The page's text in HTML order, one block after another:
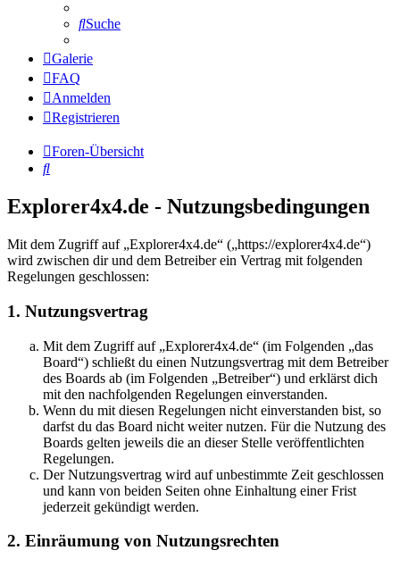
Suche
Galerie
FAQ
Anmelden
Registrieren
Foren-Übersicht
Suche
Explorer4x4.de - Nutzungsbedingungen
Mit dem Zugriff auf „Explorer4x4.de“ („https://explorer4x4.de“)
wird zwischen dir und dem Betreiber ein Vertrag mit folgenden
Regelungen geschlossen:
1. Nutzungsvertrag
Mit dem Zugriff auf „Explorer4x4.de“ (im Folgenden „das
Board“) schließt du einen Nutzungsvertrag mit dem Betreiber
des Boards ab (im Folgenden „Betreiber“) und erklärst dich
mit den nachfolgenden Regelungen einverstanden.
Wenn du mit diesen Regelungen nicht einverstanden bist, so
darfst du das Board nicht weiter nutzen. Für die Nutzung des
Boards gelten jeweils die an dieser Stelle veröffentlichten
Regelungen.
Der Nutzungsvertrag wird auf unbestimmte Zeit geschlossen
und kann von beiden Seiten ohne Einhaltung einer Frist
jederzeit gekündigt werden.
2. Einräumung von Nutzungsrechten